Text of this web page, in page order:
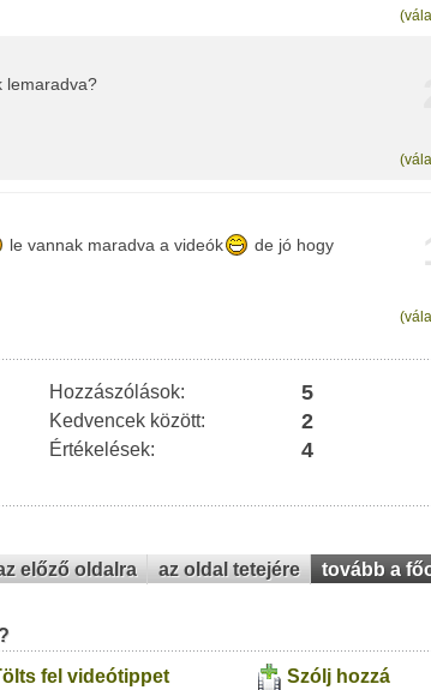
lemaradva?
le vannak maradva a videók
de jó hogy
Hozzászólások: 5
Kedvencek között: 2
Értékelések: 4
előző oldalra az oldal tetejére tovább a
fel videótippet Szólj hozzá